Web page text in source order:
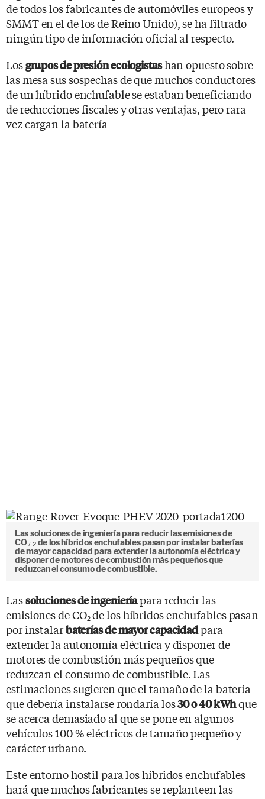
de todos los fabricantes de automóviles europeos y
SMMT en el de los de Reino Unido), se ha filtrado
ningún tipo de información oficial al respecto.
Losgrupos de presión ecologistashan opuesto sobre
las mesa sus sospechas de que muchos conductores
de un híbrido enchufable se estaban beneficiando
de reducciones fiscales y otras ventajas, pero rara
vez cargan la batería
Las soluciones de ingeniería para reducir las emisiones de
CO
2de los híbridos enchufables pasan por instalar baterías
de mayor capacidad para extender la autonomía eléctrica y
disponer de motores de combustión más pequeños que
reduzcan el consumo de combustible.
Lassoluciones de ingenieríapara reducir las
emisiones de CO2de los híbridos enchufables pasan
por instalarbaterías de mayor capacidadpara
extender la autonomía eléctrica y disponer de
motores de combustión más pequeños que
reduzcan el consumo de combustible. Las
estimaciones sugieren que el tamaño de la batería
que debería instalarse rondaría los30 o 40 kWhque
se acerca demasiado al que se pone en algunos
vehículos 100 % eléctricos de tamaño pequeño y
carácter urbano.
Este entorno hostil para los híbridos enchufables
hará que muchos fabricantes se replanteen las